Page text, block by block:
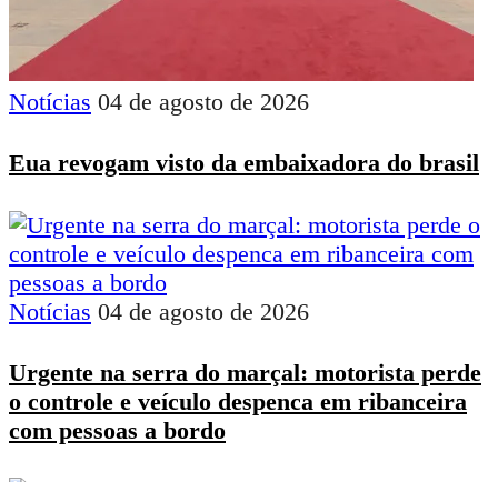
Notícias 04 de agosto de 2026
Eua revogam visto da embaixadora do brasil
Notícias 04 de agosto de 2026
Urgente na serra do marçal: motorista perde
o controle e veículo despenca em ribanceira
com pessoas a bordo